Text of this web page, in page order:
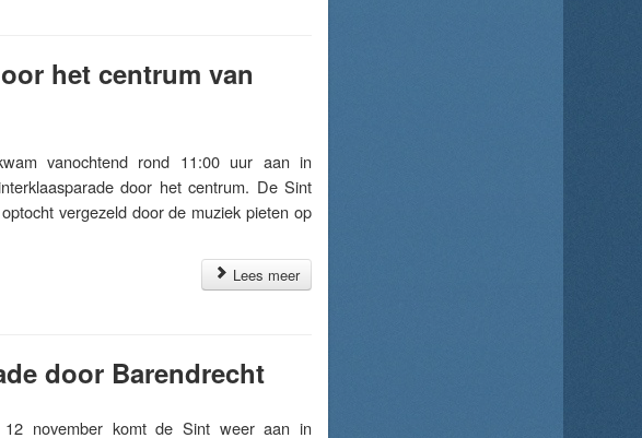
het centrum van
vanochtend rond 11:00 uur aan in
door het centrum. De Sint
vergezeld door de muziek pieten op
Lees meer
door Barendrecht
november komt de Sint weer aan in